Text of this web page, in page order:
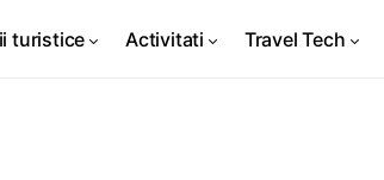
turistice Activitati Travel Tech